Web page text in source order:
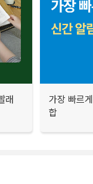
래
가장 빠르
합